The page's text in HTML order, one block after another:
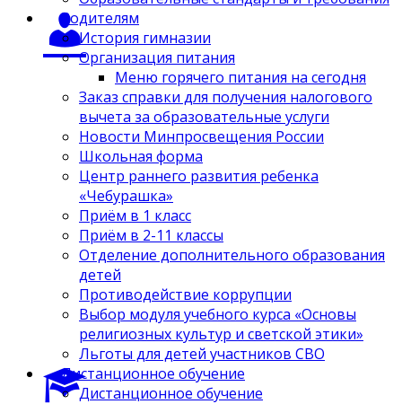
Родителям
История гимназии
Организация питания
Меню горячего питания на сегодня
Заказ справки для получения налогового
вычета за образовательные услуги
Новости Минпросвещения России
Школьная форма
Центр раннего развития ребенка
«Чебурашка»
Приём в 1 класс
Приём в 2-11 классы
Отделение дополнительного образования
детей
Противодействие коррупции
Выбор модуля учебного курса «Основы
религиозных культур и светской этики»
Льготы для детей участников СВО
Дистанционное обучение
Дистанционное обучение